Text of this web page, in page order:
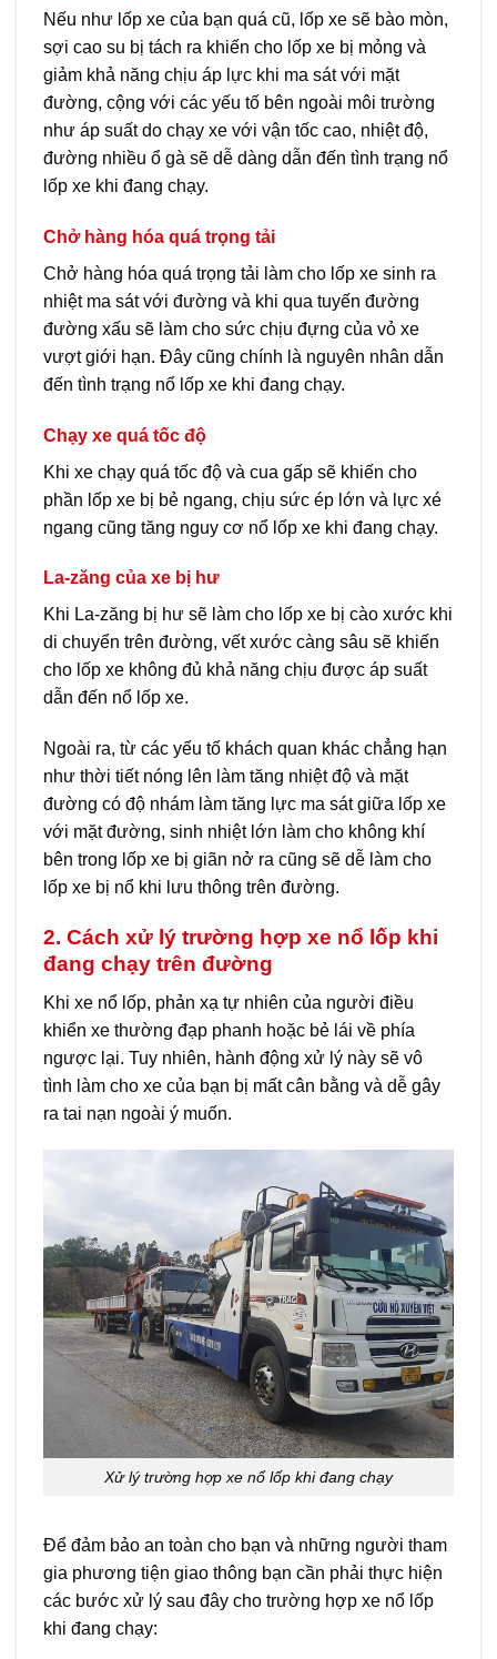
Nếu như lốp xe của bạn quá cũ, lốp xe sẽ bào mòn,
sợi cao su bị tách ra khiến cho lốp xe bị mỏng và
giảm khả năng chịu áp lực khi ma sát với mặt
đường, cộng với các yếu tố bên ngoài môi trường
như áp suất do chạy xe với vận tốc cao, nhiệt độ,
đường nhiều ổ gà sẽ dễ dàng dẫn đến tình trạng nổ
lốp xe khi đang chạy.
Chở hàng hóa quá trọng tải
Chở hàng hóa quá trọng tải làm cho lốp xe sinh ra
nhiệt ma sát với đường và khi qua tuyến đường
đường xấu sẽ làm cho sức chịu đựng của vỏ xe
vượt giới hạn. Đây cũng chính là nguyên nhân dẫn
đến tình trạng nổ lốp xe khi đang chạy.
Chạy xe quá tốc độ
Khi xe chạy quá tốc độ và cua gấp sẽ khiến cho
phần lốp xe bị bẻ ngang, chịu sức ép lớn và lực xé
ngang cũng tăng nguy cơ nổ lốp xe khi đang chạy.
La-zăng của xe bị hư
Khi La-zăng bị hư sẽ làm cho lốp xe bị cào xước khi
di chuyển trên đường, vết xước càng sâu sẽ khiến
cho lốp xe không đủ khả năng chịu được áp suất
dẫn đến nổ lốp xe.
Ngoài ra, từ các yếu tố khách quan khác chẳng hạn
như thời tiết nóng lên làm tăng nhiệt độ và mặt
đường có độ nhám làm tăng lực ma sát giữa lốp xe
với mặt đường, sinh nhiệt lớn làm cho không khí
bên trong lốp xe bị giãn nở ra cũng sẽ dễ làm cho
lốp xe bị nổ khi lưu thông trên đường.
2. Cách xử lý trường hợp xe nổ lốp khi
đang chạy trên đường
Khi xe nổ lốp, phản xạ tự nhiên của người điều
khiển xe thường đạp phanh hoặc bẻ lái về phía
ngược lại. Tuy nhiên, hành động xử lý này sẽ vô
tình làm cho xe của bạn bị mất cân bằng và dễ gây
ra tai nạn ngoài ý muốn.
Xử lý trường hợp xe nổ lốp khi đang chạy
Để đảm bảo an toàn cho bạn và những người tham
gia phương tiện giao thông bạn cần phải thực hiện
các bước xử lý sau đây cho trường hợp xe nổ lốp
khi đang chạy: